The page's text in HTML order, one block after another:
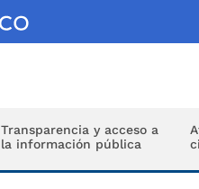
Transparencia y acceso a
la información pública